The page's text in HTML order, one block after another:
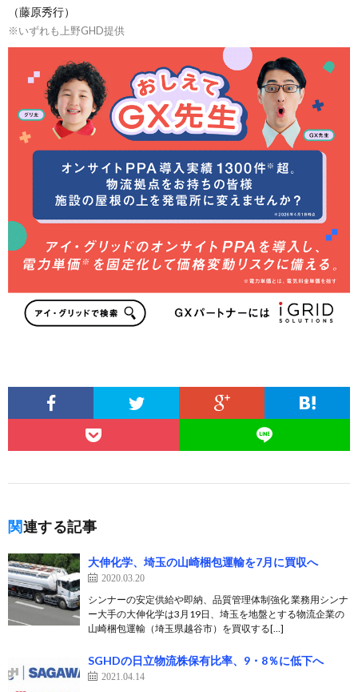
（藤原秀行）
※いずれも上野GHD提供
関連する記事
大伸化学、埼玉の山崎梱包運輸を7月に買収へ
2020.03.20
シンナーの安定供給や即納、品質管理体制強化 業務用シンナ
ー大手の大伸化学は3月19日、埼玉を地盤とする物流企業の
山崎梱包運輸（埼玉県越谷市）を買収する[…]
SGHDの日立物流株保有比率、9・8％に低下へ
2021.04.14